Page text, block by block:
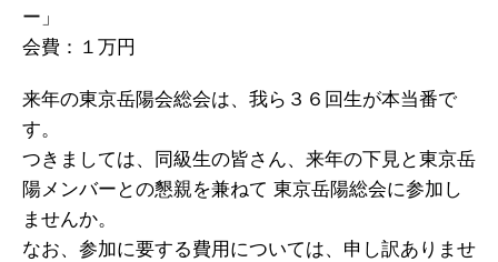
ー」
会費：１万円
来年の東京岳陽会総会は、我ら３６回生が本当番で
す。
つきましては、同級生の皆さん、来年の下見と東京岳
陽メンバーとの懇親を兼ねて 東京岳陽総会に参加し
ませんか。
なお、参加に要する費用については、申し訳ありませ